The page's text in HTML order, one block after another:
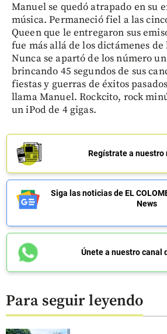
Manuel se quedó atrapado en su
música. Permaneció fiel a las
Queen que le entregaron sus
fue más allá de los dictámenes
Nunca se apartó de los número
brincando 45 segundos de sus
fiestas y guerras de éxitos
llama Manuel. Rockcito, rock
un iPod de 4 gigas.
Regístrate a nuestro
Siga las noticias de EL
News
Únete a nuestro canal
Para seguir leyendo